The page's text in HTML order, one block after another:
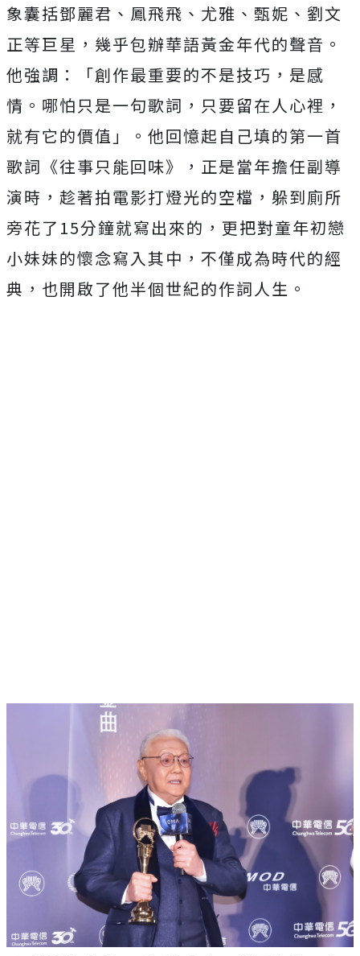
象囊括鄧麗君、鳳飛飛、 尤雅、甄妮、劉文
正等巨星，幾乎包辦華語黃金年代的聲音。
他強調：「創作最重要的不是技巧，是感
情。哪怕只是一句歌詞， 只要留在人心裡，
就有它的價值」。他回憶起自己填的第一首
歌詞《往事只能回味》，正是當年擔任副導
演時， 趁著拍電影打燈光的空檔，躲到廁所
旁花了15分鐘就寫出來的， 更把對童年初戀
小妹妹的懷念寫入其中，不僅成為時代的經
典， 也開啟了他半個世紀的作詞人生。